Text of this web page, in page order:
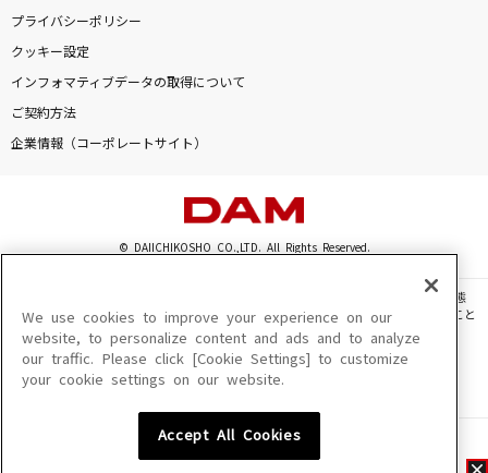
プライバシーポリシー
クッキー設定
インフォマティブデータの取得について
ご契約方法
企業情報（コーポレートサイト）
© DAIICHIKOSHO CO.,LTD. All Rights Reserved.
このサイトに掲載されている一切の文章・画像・写真・動画・音声等を、手段や形態
を問わず、著作権法の定める範囲を超えて無断で複製、転載、ファイル化などすること
を禁じます。
楽曲及びコンテンツは、機種によりご利用いただけない場合があります。
楽曲及びコンテンツの配信日、配信内容が変更になる場合があります。
We use cookies to improve your experience on our
website, to personalize content and ads and to analyze
our traffic. Please click [Cookie Settings] to customize
your cookie settings on our website.
Accept All Cookies